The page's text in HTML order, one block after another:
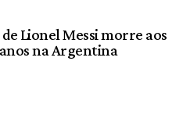
de Lionel Messi morre aos
na Argentina